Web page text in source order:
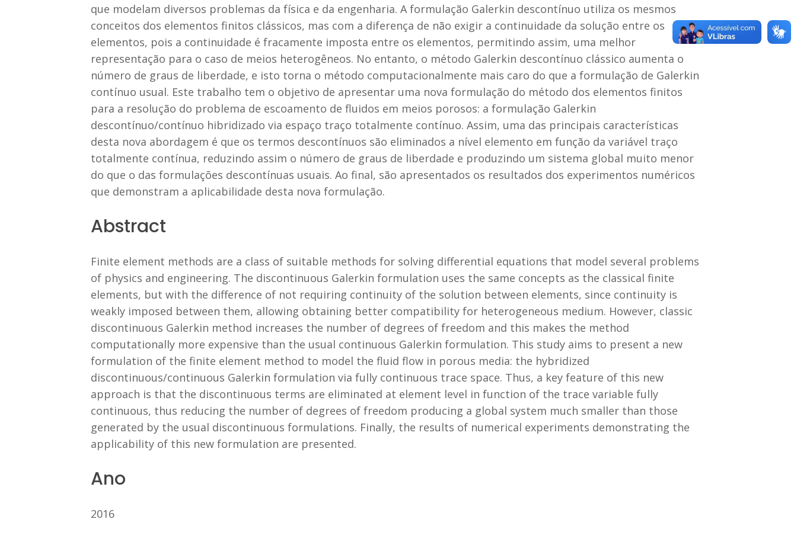
que modelam diversos problemas da física e da engenharia. A formulação Galerkin descontínuo utiliza os mesmos
conceitos dos elementos finitos clássicos, mas com a diferença de não exigir a continuidade da solução entre os
elementos, pois a continuidade é fracamente imposta entre os elementos, permitindo assim, uma melhor
representação para o caso de meios heterogêneos. No entanto, o método Galerkin descontínuo clássico aumenta o
número de graus de liberdade, e isto torna o método computacionalmente mais caro do que a formulação de Galerkin
contínuo usual. Este trabalho tem o objetivo de apresentar uma nova formulação do método dos elementos finitos
para a resolução do problema de escoamento de fluidos em meios porosos: a formulação Galerkin
descontínuo/contínuo hibridizado via espaço traço totalmente contínuo. Assim, uma das principais características
desta nova abordagem é que os termos descontínuos são eliminados a nível elemento em função da variável traço
totalmente contínua, reduzindo assim o número de graus de liberdade e produzindo um sistema global muito menor
do que o das formulações descontínuas usuais. Ao final, são apresentados os resultados dos experimentos numéricos
que demonstram a aplicabilidade desta nova formulação.
Abstract
Finite element methods are a class of suitable methods for solving differential equations that model several problems
of physics and engineering. The discontinuous Galerkin formulation uses the same concepts as the classical finite
elements, but with the difference of not requiring continuity of the solution between elements, since continuity is
weakly imposed between them, allowing obtaining better compatibility for heterogeneous medium. However, classic
discontinuous Galerkin method increases the number of degrees of freedom and this makes the method
computationally more expensive than the usual continuous Galerkin formulation. This study aims to present a new
formulation of the finite element method to model the fluid flow in porous media: the hybridized
discontinuous/continuous Galerkin formulation via fully continuous trace space. Thus, a key feature of this new
approach is that the discontinuous terms are eliminated at element level in function of the trace variable fully
continuous, thus reducing the number of degrees of freedom producing a global system much smaller than those
generated by the usual discontinuous formulations. Finally, the results of numerical experiments demonstrating the
applicability of this new formulation are presented.
Ano
2016